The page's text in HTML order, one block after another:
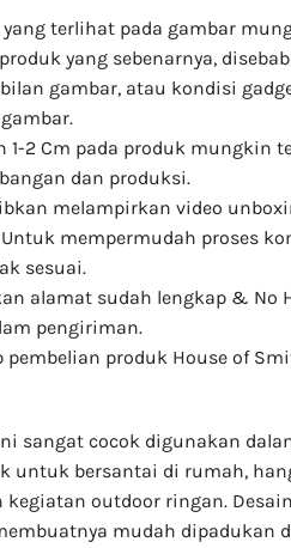
yang terlihat pada gambar
yang sebenarnya,
gambar, atau kondisi
1-2 Cm pada produk mungkin
dan produksi.
melampirkan video
mempermudah proses
sesuai.
alamat sudah lengkap & No
pengiriman.
pembelian produk House of
sangat cocok digunakan
untuk bersantai di rumah,
kegiatan outdoor ringan.
mudah dipadukan